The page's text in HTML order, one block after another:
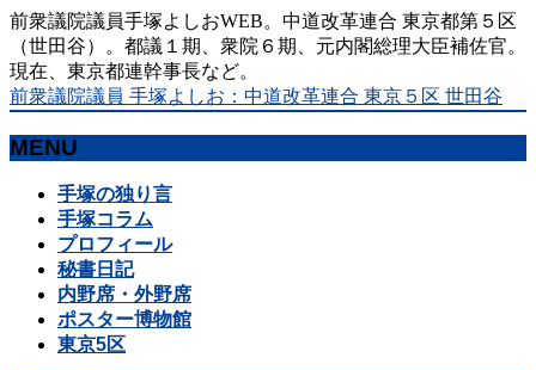
前衆議院議員手塚よしおWEB。中道改革連合 東京都第５区
（世田谷）。都議１期、衆院６期、元内閣総理大臣補佐官。
現在、東京都連幹事長など。
前衆議院議員 手塚よしお：中道改革連合 東京５区 世田谷
MENU
手塚の独り言
手塚コラム
プロフィール
秘書日記
内野席・外野席
ポスター博物館
東京5区